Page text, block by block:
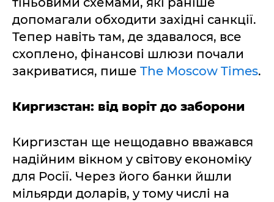
допомагали обходити західні санкції.
Тепер навіть там, де здавалося, все
схоплено, фінансові шлюзи почали
закриватися, пише The Moscow Times.
Киргизстан: від воріт до заборони
Киргизстан ще нещодавно вважався
надійним вікном у світову економіку
для Росії. Через його банки йшли
мільярди доларів, у тому числі на